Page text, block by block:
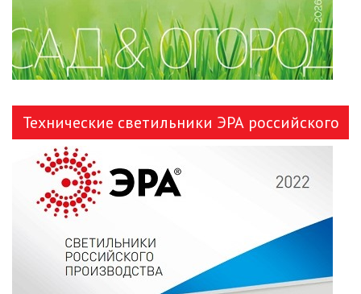
ЛЮСТРЫ
МОДУЛЬНЫЕ СИСТЕМЫ
ОСВЕЩЕНИЯ (LED МОДУЛИ)
НАСТОЛЬНЫЕ СВЕТИЛЬНИКИ
ОБОРУДОВАНИЕ
НОВОГОДНЕЕ ОСВЕЩЕНИЕ
ОТВЕРТКИ
Технические светильники ЭРА российского